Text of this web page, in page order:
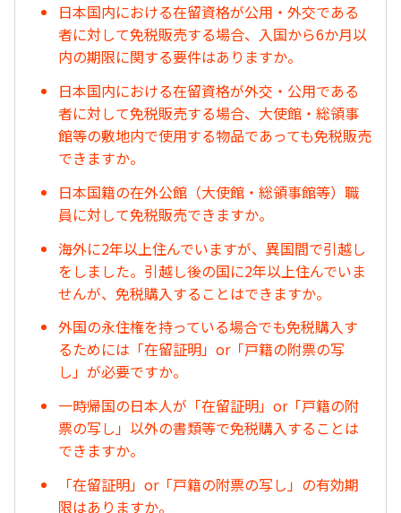
日本国内における在留資格が公用・外交である
者に対して免税販売する場合、入国から6か月以
内の期限に関する要件はありますか。
日本国内における在留資格が外交・公用である
者に対して免税販売する場合、大使館・総領事
館等の敷地内で使用する物品であっても免税販売
できますか。
日本国籍の在外公館（大使館・総領事館等）職
員に対して免税販売できますか。
海外に2年以上住んでいますが、異国間で引越し
をしました。引越し後の国に2年以上住んでいま
せんが、免税購入することはできますか。
外国の永住権を持っている場合でも免税購入す
るためには「在留証明」or「戸籍の附票の写
し」が必要ですか。
一時帰国の日本人が「在留証明」or「戸籍の附
票の写し」以外の書類等で免税購入することは
できますか。
「在留証明」or「戸籍の附票の写し」の有効期
限はありますか。